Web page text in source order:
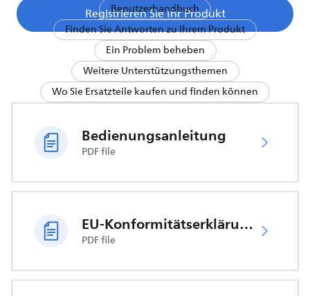
Registrieren Sie Ihr Produkt
Benutzerhandbuch
Finden Sie Antworten zu Ihrem Produkt
Ein Problem beheben
Weitere Unterstützungsthemen
Wo Sie Ersatzteile kaufen und finden können
Bedienungsanleitung
PDF file
EU-Konformitätserklärung
PDF file